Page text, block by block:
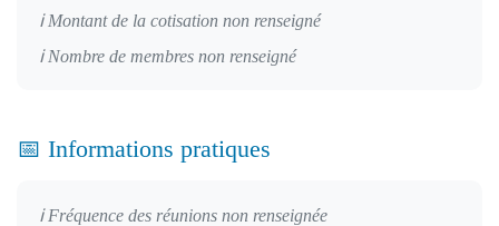
ℹ️ Montant de la cotisation non renseigné
ℹ️ Nombre de membres non renseigné
📅 Informations pratiques
ℹ️ Fréquence des réunions non renseignée